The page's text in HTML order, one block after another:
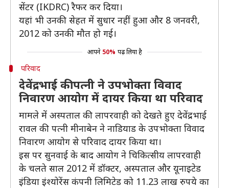
सेंटर (IKDRC) रैफर कर दिया।
यहां भी उनकी सेहत में सुधार नहीं हुआ और 8 जनवरी,
2012 को उनकी मौत हो गई।
आपने 50% पढ़ लिया है
परिवाद
देवेंद्रभाई की पत्नी ने उपभोक्ता विवाद
निवारण आयोग में दायर किया था परिवाद
मामले में अस्पताल की लापरवाही को देखते हुए देवेंद्रभाई
रावल की पत्नी मीनाबेन ने नाडियाड के उपभोक्ता विवाद
निवारण आयोग से परिवाद दायर किया था।
इस पर सुनवाई के बाद आयोग ने चिकित्सीय लापरवाही
के चलते साल 2012 में डॉक्टर, अस्पताल और यूनाइटेड
इंडिया इंश्योरेंस कंपनी लिमिटेड को 11.23 लाख रुपये का